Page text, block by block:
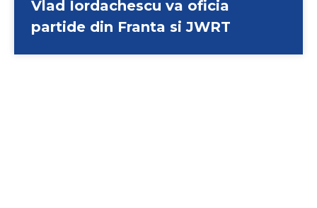
Vlad Iordachescu va oficia
partide din Franta si JWRT